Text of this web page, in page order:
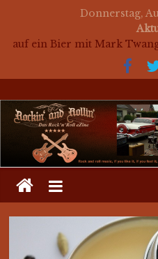
Donnerstag,
auf ein Bier mit Mark
auf ein Bier mit Mason
auf ein Bier mit The Jets
Mosaik Massaker –
Rockabilly, Kustom Kultur